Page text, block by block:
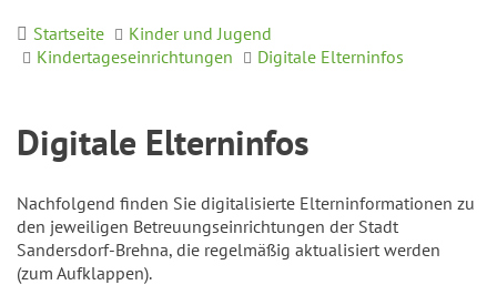
Startseite
Kinder und Jugend
Kindertageseinrichtungen
Digitale Elterninfos
Digitale Elterninfos
Nachfolgend finden Sie digitalisierte Elterninformationen zu
den jeweiligen Betreuungseinrichtungen der Stadt
Sandersdorf-Brehna, die regelmäßig aktualisiert werden
(zum Aufklappen).